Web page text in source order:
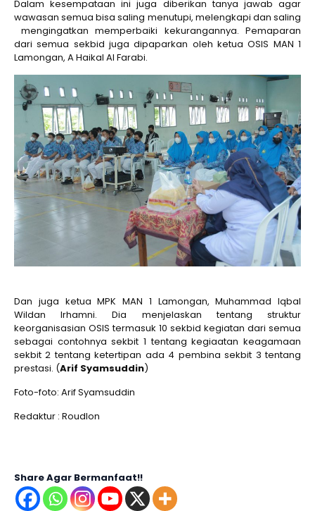
Dalam kesempataan ini juga diberikan tanya jawab agar
wawasan semua bisa saling menutupi, melengkapi dan saling
mengingatkan memperbaiki kekurangannya. Pemaparan
dari semua sekbid juga dipaparkan oleh ketua OSIS MAN 1
Lamongan, A Haikal Al Farabi.
Dan juga ketua MPK MAN 1 Lamongan, Muhammad Iqbal
Wildan Irhamni. Dia menjelaskan tentang struktur
keorganisasian OSIS termasuk 10 sekbid kegiatan dari semua
sebagai contohnya sekbit 1 tentang kegiaatan keagamaan
sekbit 2 tentang ketertipan ada 4 pembina sekbit 3 tentang
prestasi. (Arif Syamsuddin)
Foto-foto: Arif Syamsuddin
Redaktur : Roudlon
Share Agar Bermanfaat!!